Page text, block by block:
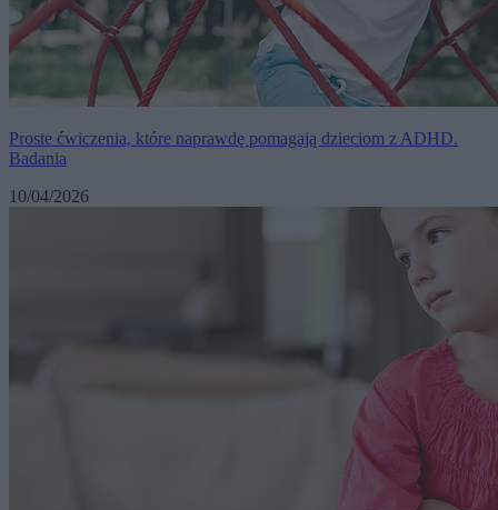
Proste ćwiczenia, które naprawdę pomagają dzieciom z ADHD.
Badania
10/04/2026